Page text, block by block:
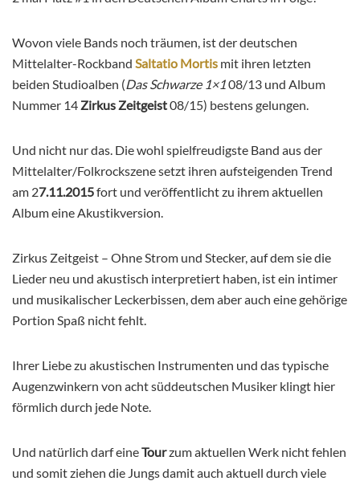
Wovon viele Bands noch träumen, ist der deutschen
Mittelalter-Rockband Saltatio Mortis mit ihren letzten
beiden Studioalben (Das Schwarze 1×108/13 und Album
Nummer 14Zirkus Zeitgeist08/15) bestens gelungen.
Und nicht nur das. Die wohl spielfreudigste Band aus der
Mittelalter/Folkrockszene setzt ihren aufsteigenden Trend
am 27.11.2015fort und veröffentlicht zu ihrem aktuellen
Album eine Akustikversion.
Zirkus Zeitgeist – Ohne Strom und Stecker, auf dem sie die
Lieder neu und akustisch interpretiert haben, ist ein intimer
und musikalischer Leckerbissen, dem aber auch eine gehörige
Portion Spaß nicht fehlt.
Ihrer Liebe zu akustischen Instrumenten und das typische
Augenzwinkern von acht süddeutschen Musiker klingt hier
förmlich durch jede Note.
Und natürlich darf eineTourzum aktuellen Werk nicht fehlen
und somit ziehen die Jungs damit auch aktuell durch viele